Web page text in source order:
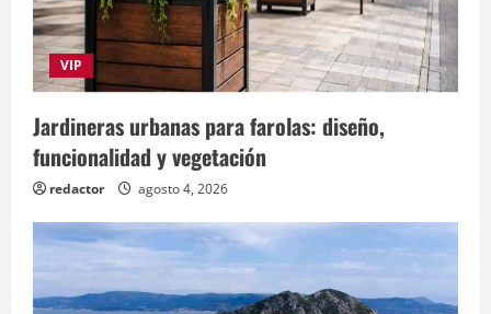
VIP
Jardineras urbanas para farolas: diseño,
funcionalidad y vegetación
redactor agosto 4, 2026